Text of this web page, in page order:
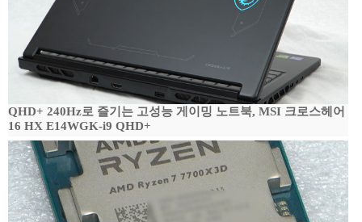
QHD+ 240Hz로 즐기는 고성능 게이밍 노트북, MSI 크로스헤어
16 HX E14WGK-i9 QHD+